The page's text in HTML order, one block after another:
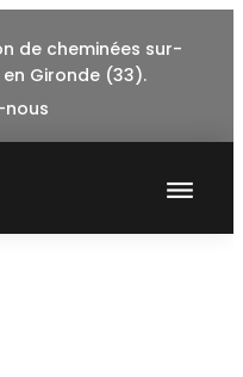
de cheminées sur-
Gironde (33).